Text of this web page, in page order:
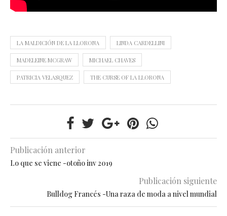
LA MALDICIÓN DE LA LLORONA LINDA CARDELLINI
MADELEINE MCGRAW MICHAEL CHAVES
PATRICIA VELASQUEZ THE CURSE OF LA LLORONA
Publicación anterior
Lo que se viene -otoño inv 2019
Publicación siguiente
Bulldog Francés -Una raza de moda a nivel mundial